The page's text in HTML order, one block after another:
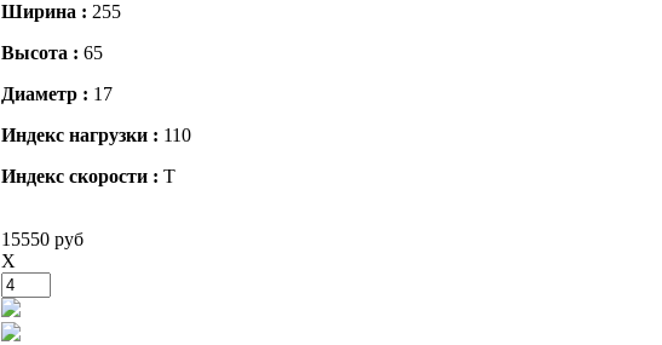
Ширина : 255
Высота : 65
Диаметр : 17
Индекс нагрузки : 110
Индекс скорости : T
15550 руб
X